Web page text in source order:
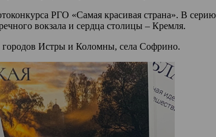
РГО «Самая красивая страна». В
вокзала и сердца столицы – Кремля.
Истры и Коломны, села Софрино.